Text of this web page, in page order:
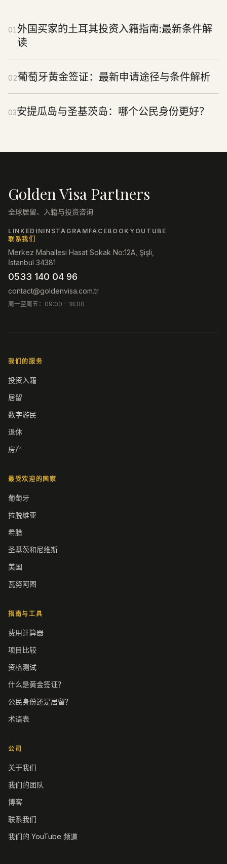
01 外国买家的土耳其投资入籍指南:最新条件解
读
02葡萄牙黄金签证：最新申请途径与条件解析
03安提瓜岛与圣基茨岛：哪个公民身份更好？
Golden Visa Partners
全球居留、入籍与投资咨询
LINKEDININSTAGRAM FACEBOOK YOUTUBE
联系我们
Merkez Mahallesi Hasat Sokak No:12A, Şişli,
İstanbul 34381
0533 140 04 96
contact@goldenvisa.com.tr
周一至周五：09:00 - 18:00
我们的服务
投资入籍
居留
数字游民
退休
房产
最受欢迎的国家
葡萄牙
拉脱维亚
希腊
圣基茨和尼维斯
美国
瓦努阿图
指南与工具
费用计算器
项目比较
资格测试
什么是黄金签证？
公民身份还是居留？
术语表
公司
关于我们
我们的团队
博客
联系我们
我们的 YouTube 频道